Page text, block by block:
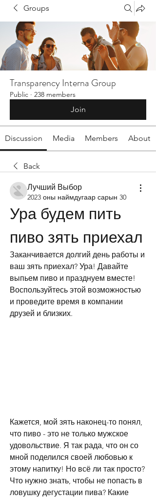
Groups
Transparency Interna Group
Public · 238 members
Join
Discussion Media Members About
Back
Лучший Выбор
2023 оны наймдугаар сарын 30
Ура будем пить
пиво зять приехал
Заканчивается долгий день работы и
ваш зять приехал? Ура! Давайте
выпьем пиво и празднуем вместе!
Воспользуйтесь этой возможностью
и проведите время в компании
друзей и близких.
Кажется, мой зять наконец-то понял,
что пиво - это не только мужское
удовольствие. Я так рада, что он со
мной поделился своей любовью к
этому напитку! Но всё ли так просто?
Что нужно знать, чтобы не попасть в
ловушку дегустации пива? Какие